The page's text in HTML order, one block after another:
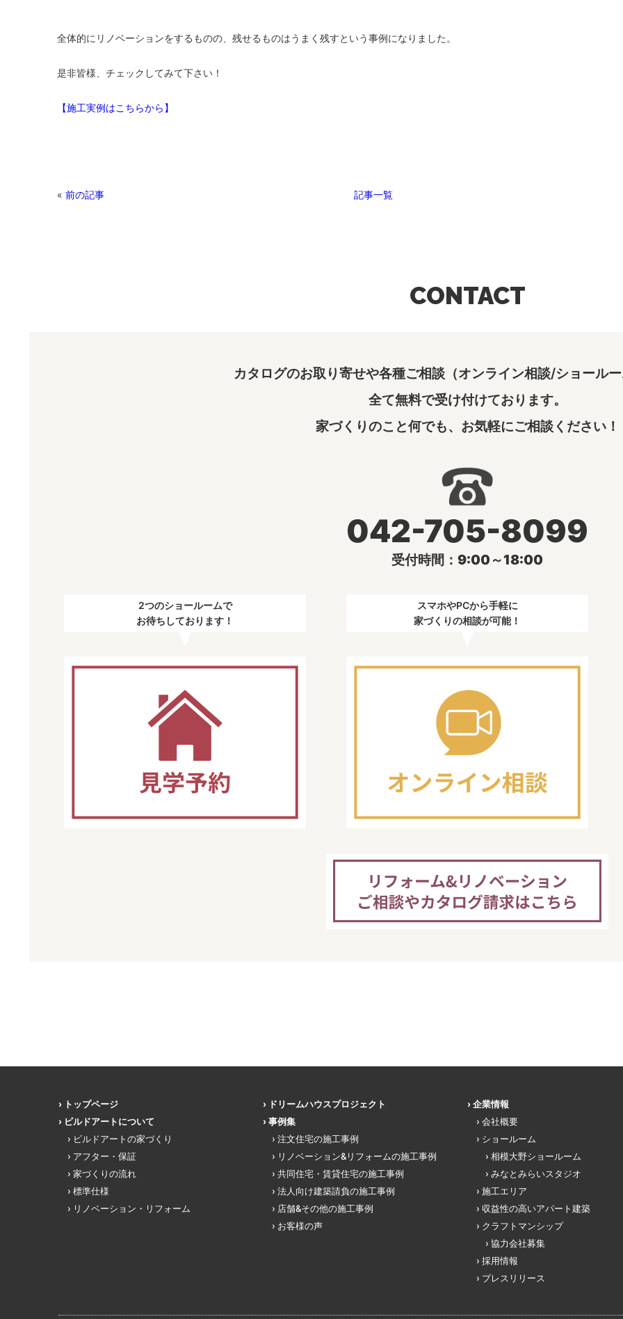
全体的にリノベーションをするものの、残せるものはうまく残すという事例になりました。
是非皆様、チェックしてみて下さい！
【施工実例はこちらから】
記事一覧
« 前の記事
CONTACT
カタログのお取り寄せや各種ご相談（オンライン相談/ショール
全て無料で受け付けております。
家づくりのこと何でも、お気軽にご相談ください！
042-705-8099
受付時間：9:00～18:00
2つのショールームで
お待ちしております！
スマホやPCから手軽に
家づくりの相談が可能！
トップページ
ビルドアートについて
ビルドアートの家づくり
アフター・保証
家づくりの流れ
標準仕様
リノベーション・リフォーム
ドリームハウスプロジェクト
事例集
注文住宅の施工事例
リノベーション&リフォームの施工事例
共同住宅・賃貸住宅の施工事例
法人向け建築請負の施工事例
店舗&その他の施工事例
お客様の声
企業情報
会社概要
ショールーム
相模大野ショールーム
みなとみらいスタジオ
施工エリア
収益性の高いアパート建築
クラフトマンシップ
協力会社募集
採用情報
プレスリリース